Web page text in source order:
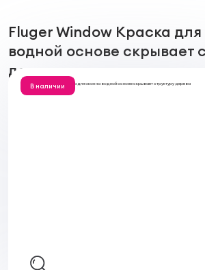
Fluger Window Краска для
водной основе скрывает
дерева
В наличии